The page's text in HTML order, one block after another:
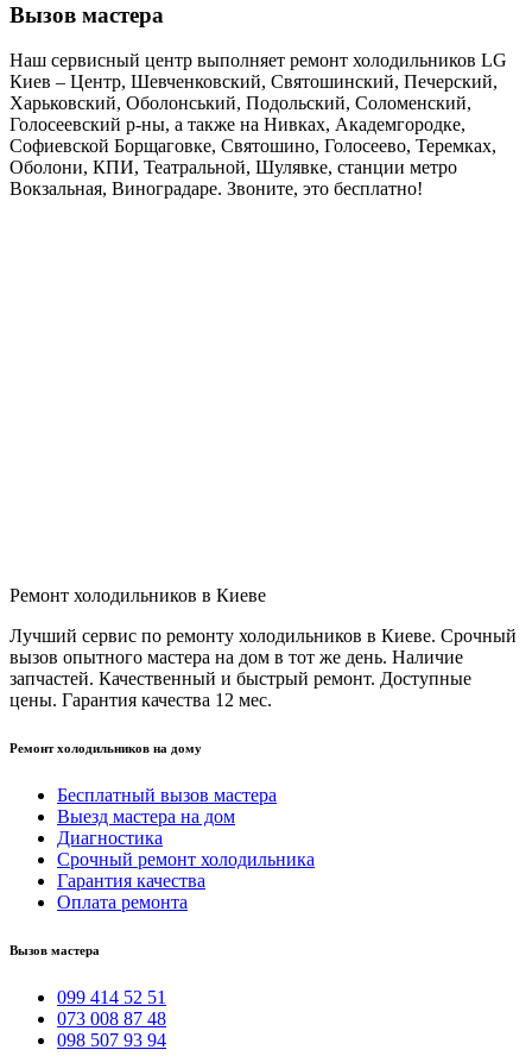
Вызов мастера
Наш сервисный центр выполняет ремонт холодильников LG
Киев – Центр, Шевченковский, Святошинский, Печерский,
Харьковский, Оболонський, Подольский, Соломенский,
Голосеевский р-ны, а также на Нивках, Академгородке,
Софиевской Борщаговке, Святошино, Голосеево, Теремках,
Оболони, КПИ, Театральной, Шулявке, станции метро
Вокзальная, Виноградаре. Звоните, это бесплатно!
Ремонт холодильников в Киеве
Лучший сервис по ремонту холодильников в Киеве. Срочный
вызов опытного мастера на дом в тот же день. Наличие
запчастей. Качественный и быстрый ремонт. Доступные
цены. Гарантия качества 12 мес.
Ремонт холодильников на дому
Бесплатный вызов мастера
Выезд мастера на дом
Диагностика
Срочный ремонт холодильника
Гарантия качества
Оплата ремонта
Вызов мастера
099 414 52 51
073 008 87 48
098 507 93 94